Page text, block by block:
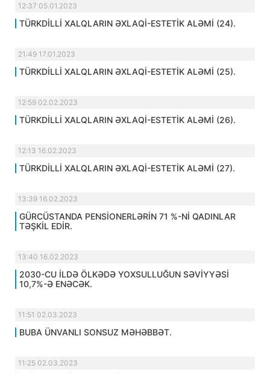
12:37 05.01.2023
TÜRKDİLLİ XALQLARIN ƏXLAQİ-ESTETİK ALƏMİ (24).
21:49 17.01.2023
TÜRKDİLLİ XALQLARIN ƏXLAQİ-ESTETİK ALƏMİ (25).
12:59 02.02.2023
TÜRKDİLLİ XALQLARIN ƏXLAQİ-ESTETİK ALƏMİ (26).
12:13 16.02.2023
TÜRKDİLLİ XALQLARIN ƏXLAQİ-ESTETİK ALƏMİ (27).
13:39 16.02.2023
GÜRCÜSTANDA PENSİONERLƏRİN 71 %-Nİ QADINLAR
TƏŞKİL EDİR.
13:40 16.02.2023
2030-CU İLDƏ ÖLKƏDƏ YOXSULLUĞUN SƏVİYYƏSİ
10,7%-Ə ENƏCƏK.
11:51 02.03.2023
BUBA ÜNVANLI SONSUZ MƏHƏBBƏT.
11:25 02.03.2023